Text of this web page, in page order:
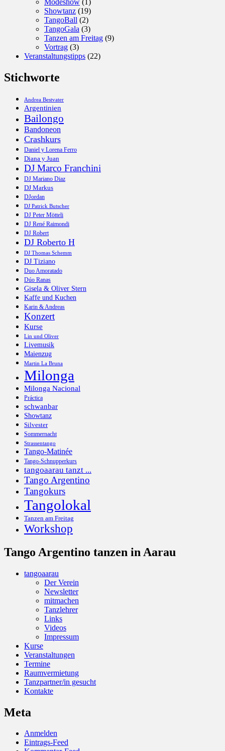
Modeshow (1)
Showtanz (19)
TangoBall (2)
TangoGala (3)
Tanzen am Freitag (9)
Vortrag (3)
Veranstaltungstipps (22)
Stichworte
Andrea Bestvater
Argentinien
Bailongo
Bandoneon
Crashkurs
Daniel y Lorena Ferro
Diana y Juan
DJ Marco Franchini
DJ Mariano Diaz
DJ Markus
DJordan
DJ Patrick Butscher
DJ Peter Mötteli
DJ René Raimondi
DJ Robert
DJ Roberto H
DJ Thomas Schemm
DJ Tiziano
Duo Amoratado
Dúo Ranas
Gisela & Oliver Stern
Kaffe und Kuchen
Karin & Andreas
Konzert
Kurse
Lin und Oliver
Livemusik
Maienzug
Martin La Bruna
Milonga
Milonga Nacional
Práctica
schwanbar
Showtanz
Silvester
Sommernacht
Strassentango
Tango-Matinée
Tango-Schnupperkurs
tangoaarau tanzt ...
Tango Argentino
Tangokurs
Tangolokal
Tanzen am Freitag
Workshop
Tango Argentino tanzen in Aarau
tangoaarau
Der Verein
Newsletter
mitmachen
Tanzlehrer
Links
Videos
Impressum
Kurse
Veranstaltungen
Termine
Raumvermietung
Tanzpartner/in gesucht
Kontakte
Meta
Anmelden
Eintrags-Feed